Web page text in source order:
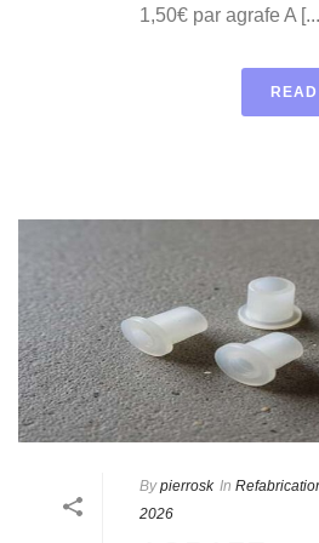
1,50€ par agrafe A
By pierrosk In
2026